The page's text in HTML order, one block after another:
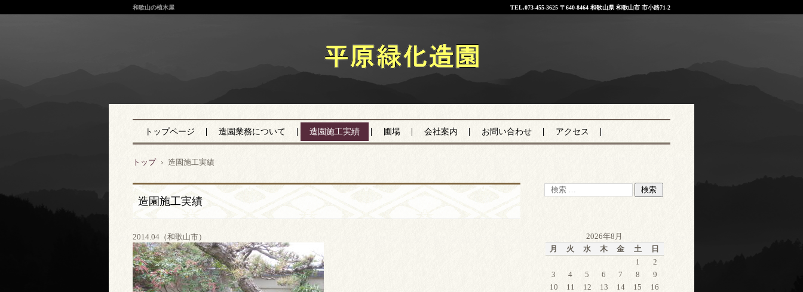
平原緑化造園
和歌山の植木屋 TEL.073-455-3625 〒640-8464 和歌山県 和歌山市 市小路71-2
トップページ 造園業務について 造園施工実績 圃場 会社案内 お問い合わせ アクセス
トップ › 造園施工実績
造園施工実績
2014.04（和歌山市）
2026年8月
月
火 水 木 金 土 日
1
2
3
4 5 6 7 8
9
10
11 12 13 14 15
16